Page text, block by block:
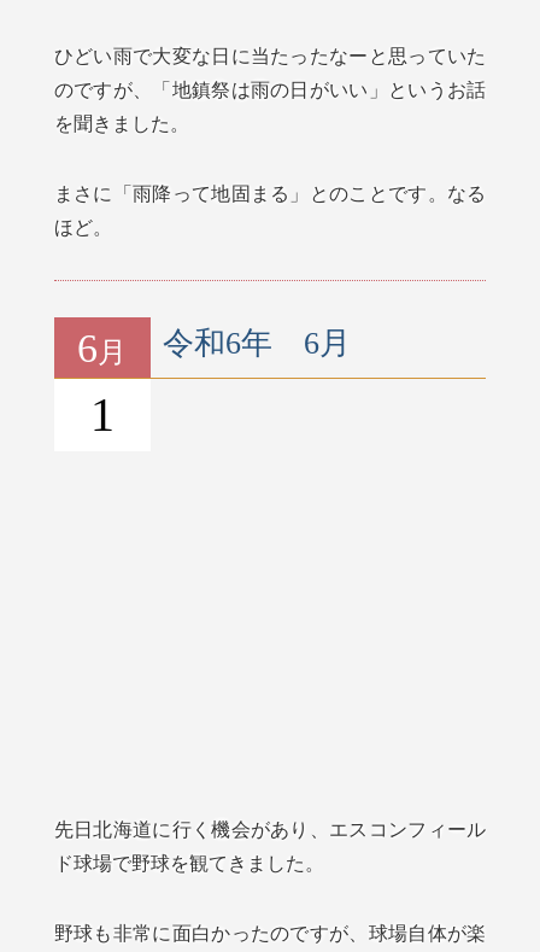
ひどい雨で大変な日に当たったなーと思っていた
のですが、「地鎮祭は雨の日がいい」というお話
を聞きました。
まさに「雨降って地固まる」とのことです。なる
ほど。
6 月
1
令和6年 6月
先日北海道に行く機会があり、エスコンフィール
ド球場で野球を観てきました。
野球も非常に面白かったのですが、球場自体が楽